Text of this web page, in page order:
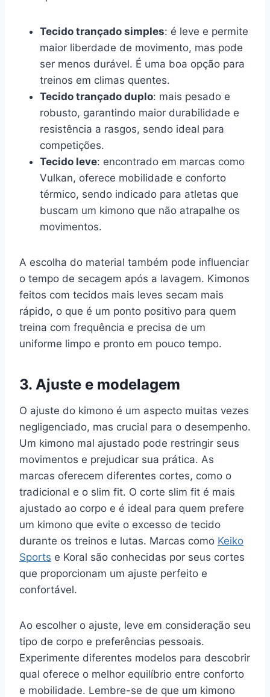
Tecido trançado simples: é leve e permite
maior liberdade de movimento, mas pode
ser menos durável. É uma boa opção para
treinos em climas quentes.
Tecido trançado duplo: mais pesado e
robusto, garantindo maior durabilidade e
resistência a rasgos, sendo ideal para
competições.
Tecido leve: encontrado em marcas como
Vulkan, oferece mobilidade e conforto
térmico, sendo indicado para atletas que
buscam um kimono que não atrapalhe os
movimentos.
A escolha do material também pode influenciar
o tempo de secagem após a lavagem. Kimonos
feitos com tecidos mais leves secam mais
rápido, o que é um ponto positivo para quem
treina com frequência e precisa de um
uniforme limpo e pronto em pouco tempo.
3. Ajuste e modelagem
O ajuste do kimono é um aspecto muitas vezes
negligenciado, mas crucial para o desempenho.
Um kimono mal ajustado pode restringir seus
movimentos e prejudicar sua prática. As
marcas oferecem diferentes cortes, como o
tradicional e o slim fit. O corte slim fit é mais
ajustado ao corpo e é ideal para quem prefere
um kimono que evite o excesso de tecido
durante os treinos e lutas. Marcas como Keiko
Sports e Koral são conhecidas por seus cortes
que proporcionam um ajuste perfeito e
confortável.
Ao escolher o ajuste, leve em consideração seu
tipo de corpo e preferências pessoais.
Experimente diferentes modelos para descobrir
qual oferece o melhor equilíbrio entre conforto
e mobilidade. Lembre-se de que um kimono